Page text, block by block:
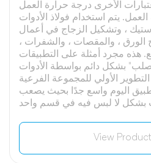
الأخرى درجة حرارة العمل
العمل. يتم استخدام فولاذ الأدوات
، وتشكيل الزجاج في أعمال
الورق ، والمقصات ، والشفرات ،
هذه مجرد أمثلة على التطبيقات
بشكل دائم بواسطة الأدوات
التطوير الأولي للمجموعة الفرعية
اليوم واسع جدًا بحيث يصعب
View